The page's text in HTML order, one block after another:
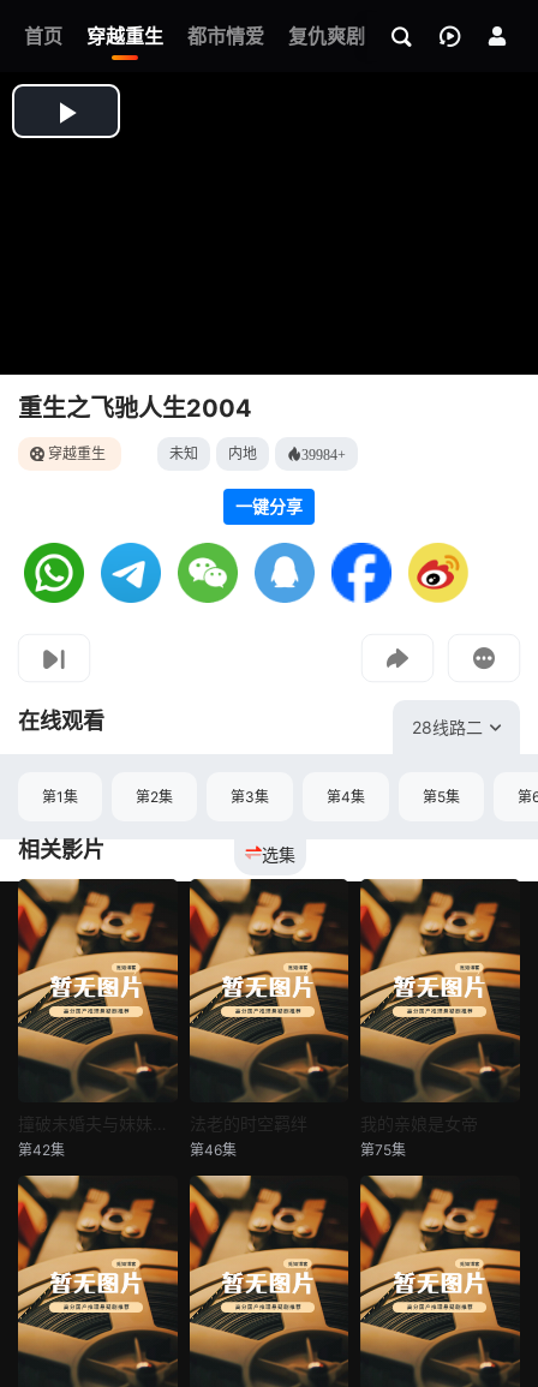
首页 穿越重生 都市情爱 复仇爽剧 玄幻武侠 奇幻
我的观影记录
重生之飞驰人生2004
穿越重生 未知 内地 39984+
一键分享
视频报错
如果是遇到无法播放请提交反馈
教程：把手机影片投到电视上播放
在线观看 28线路二
选集
第1集 第2集 第3集 第4集 第5集 第
相关影片
撞破未婚夫与妹妹打野战
第42集
法老的时空羁绊
第46集
我的亲娘是女帝
第75集